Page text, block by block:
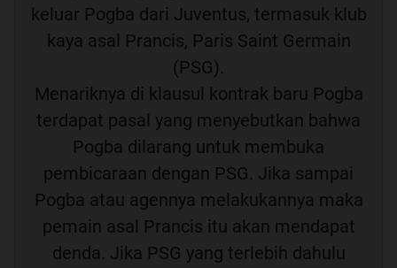
keluar Pogba dari Juventus, termasuk klub
kaya asal Prancis, Paris Saint Germain
(PSG).
Menariknya di klausul kontrak baru Pogba
terdapat pasal yang menyebutkan bahwa
Pogba dilarang untuk membuka
pembicaraan dengan PSG. Jika sampai
Pogba atau agennya melakukannya maka
pemain asal Prancis itu akan mendapat
denda. Jika PSG yang terlebih dahulu